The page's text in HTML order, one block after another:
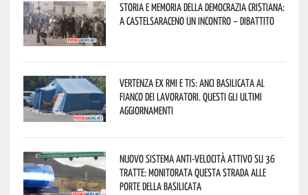
Storia e memoria della Democrazia Cristiana:
a Castelsaraceno un incontro – dibattito
Vertenza ex RMI e TIS: ANCI Basilicata al
fianco dei lavoratori. Questi gli ultimi
aggiornamenti
Nuovo sistema anti-velocità attivo su 36
tratte: monitorata questa strada alle
porte della Basilicata